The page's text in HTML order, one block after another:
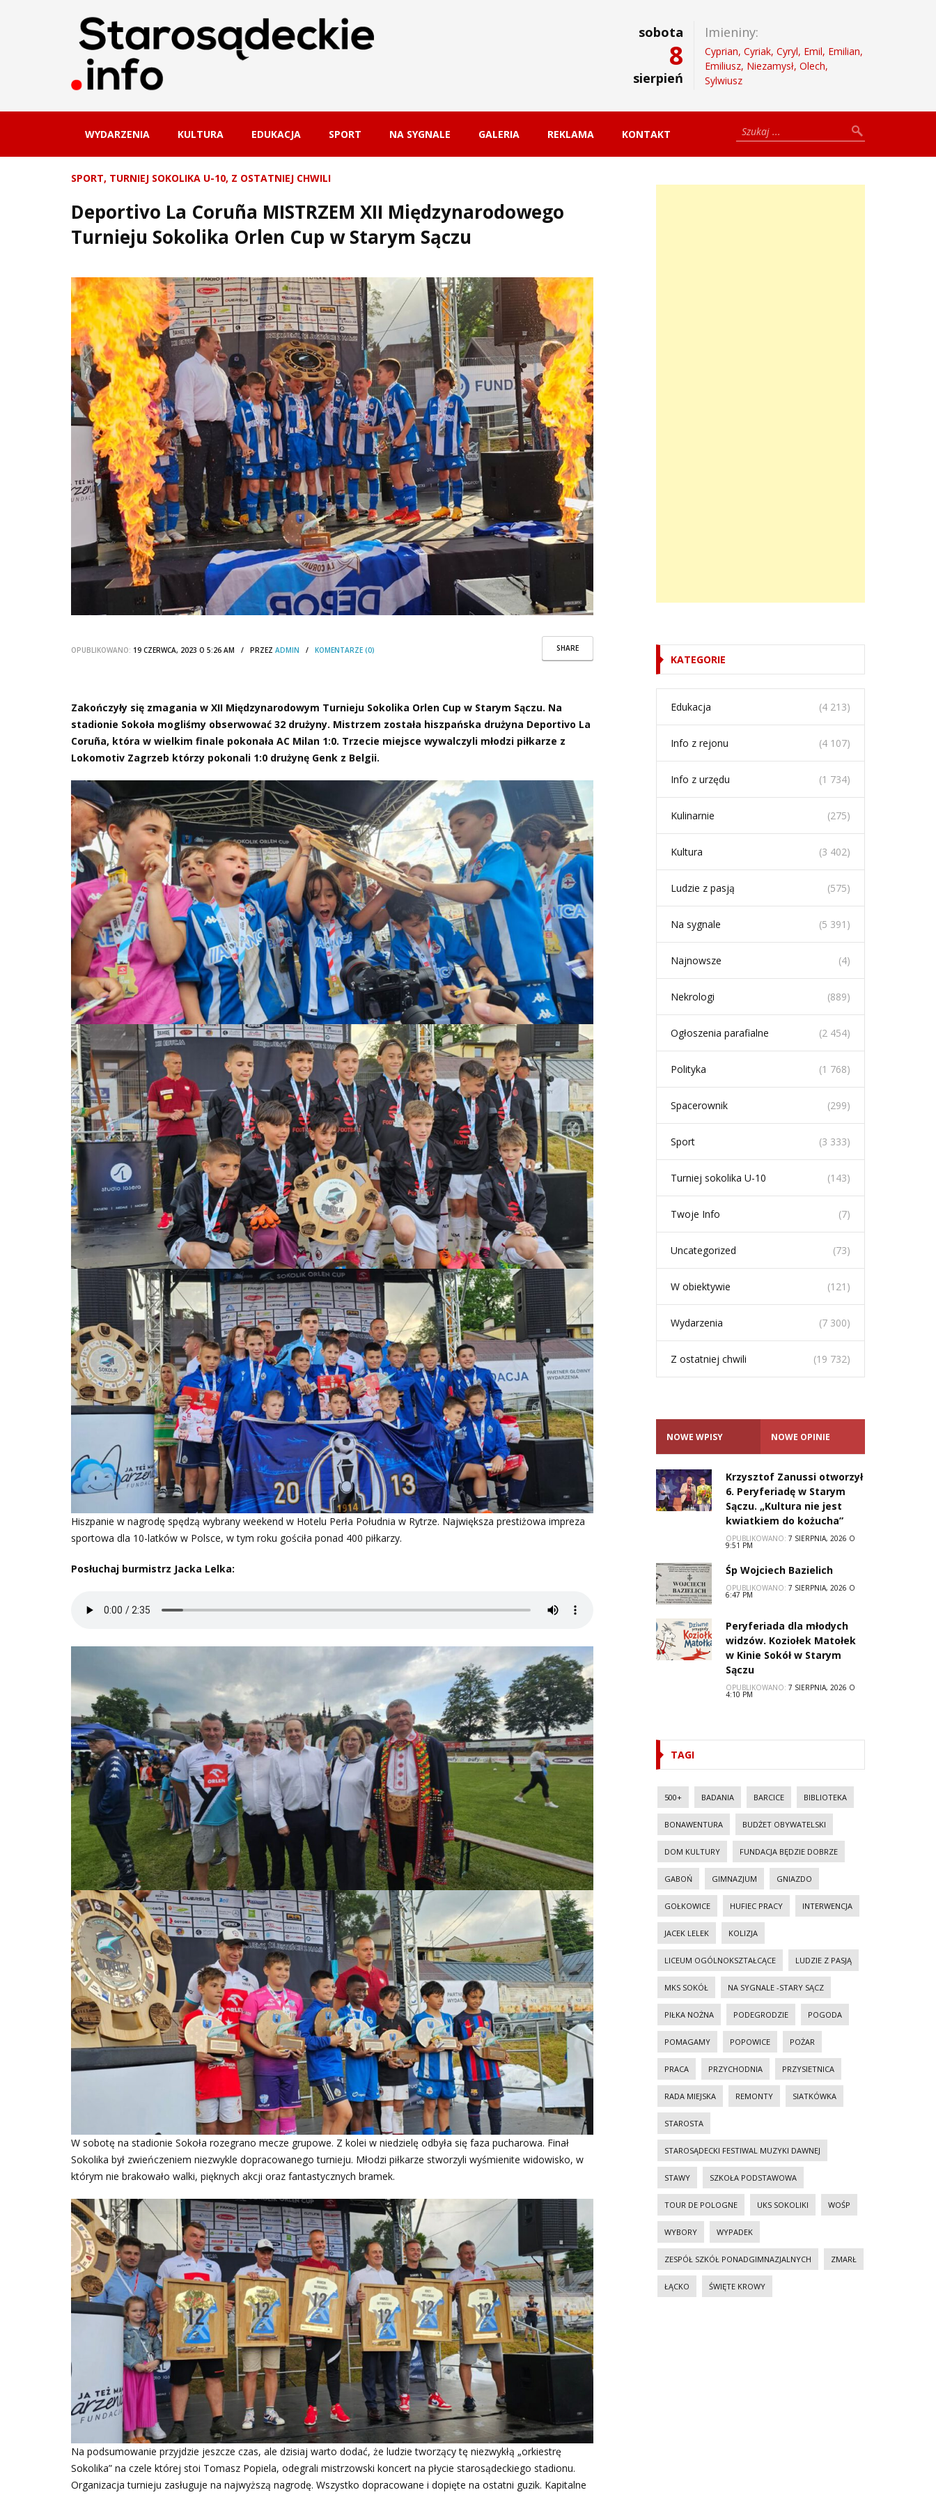
sobota
8
sierpień
Imieniny:
Cyprian, Cyriak, Cyryl, Emil, Emilian,
Emiliusz, Niezamysł, Olech,
Sylwiusz
WYDARZENIA KULTURA EDUKACJA SPORT NA SYGNALE GALERIA REKLAMA KONTAKT
SPORT, TURNIEJ SOKOLIKA U-10, Z OSTATNIEJ CHWILI
Deportivo La Coruña MISTRZEM XII Międzynarodowego
Turnieju Sokolika Orlen Cup w Starym Sączu
SHARE
OPUBLIKOWANO: 19 CZERWCA, 2023 O 5:26 AM / PRZEZ ADMIN / KOMENTARZE (0)
Zakończyły się zmagania w XII Międzynarodowym Turnieju Sokolika Orlen Cup w Starym Sączu. Na
stadionie Sokoła mogliśmy obserwować 32 drużyny. Mistrzem została hiszpańska drużyna Deportivo La
Coruña, która w wielkim finale pokonała AC Milan 1:0. Trzecie miejsce wywalczyli młodzi piłkarze z
Lokomotiv Zagrzeb którzy pokonali 1:0 drużynę Genk z Belgii.
Hiszpanie w nagrodę spędzą wybrany weekend w Hotelu Perła Południa w Rytrze. Największa prestiżowa impreza
sportowa dla 10-latków w Polsce, w tym roku gościła ponad 400 piłkarzy.
Posłuchaj burmistrz Jacka Lelka:
W sobotę na stadionie Sokoła rozegrano mecze grupowe. Z kolei w niedzielę odbyła się faza pucharowa. Finał
Sokolika był zwieńczeniem niezwykle dopracowanego turnieju. Młodzi piłkarze stworzyli wyśmienite widowisko, w
którym nie brakowało walki, pięknych akcji oraz fantastycznych bramek.
Na podsumowanie przyjdzie jeszcze czas, ale dzisiaj warto dodać, że ludzie tworzący tę niezwykłą „orkiestrę
Sokolika” na czele której stoi Tomasz Popiela, odegrali mistrzowski koncert na płycie starosądeckiego stadionu.
Organizacja turnieju zasługuje na najwyższą nagrodę. Wszystko dopracowane i dopięte na ostatni guzik. Kapitalne
KATEGORIE
Edukacja (4 213)
Info z rejonu (4 107)
Info z urzędu (1 734)
Kulinarnie (275)
Kultura (3 402)
Ludzie z pasją (575)
Na sygnale (5 391)
Najnowsze (4)
Nekrologi (889)
Ogłoszenia parafialne (2 454)
Polityka (1 768)
Spacerownik (299)
Sport (3 333)
Turniej sokolika U-10 (143)
Twoje Info (7)
Uncategorized (73)
W obiektywie (121)
Wydarzenia (7 300)
Z ostatniej chwili (19 732)
NOWE WPISY NOWE OPINIE
Krzysztof Zanussi otworzył
6. Peryferiadę w Starym
Sączu. „Kultura nie jest
kwiatkiem do kożucha”
OPUBLIKOWANO: 7 SIERPNIA, 2026 O
9:51 PM
Śp Wojciech Bazielich
OPUBLIKOWANO: 7 SIERPNIA, 2026 O
6:47 PM
Peryferiada dla młodych
widzów. Koziołek Matołek
w Kinie Sokół w Starym
Sączu
OPUBLIKOWANO: 7 SIERPNIA, 2026 O
4:10 PM
TAGI
500+ BADANIA BARCICE BIBLIOTEKA
BONAWENTURA BUDŻET OBYWATELSKI
DOM KULTURY FUNDACJA BĘDZIE DOBRZE
GABOŃ GIMNAZJUM GNIAZDO
GOŁKOWICE HUFIEC PRACY INTERWENCJA
JACEK LELEK KOLIZJA
LICEUM OGÓLNOKSZTAŁCĄCE LUDZIE Z PASJĄ
MKS SOKÓŁ NA SYGNALE -STARY SĄCZ
PIŁKA NOŻNA PODEGRODZIE POGODA
POMAGAMY POPOWICE POŻAR
PRACA PRZYCHODNIA PRZYSIETNICA
RADA MIEJSKA REMONTY SIATKÓWKA
STAROSTA
STAROSĄDECKI FESTIWAL MUZYKI DAWNEJ
STAWY SZKOŁA PODSTAWOWA
TOUR DE POLOGNE UKS SOKOLIKI WOŚP
WYBORY WYPADEK
ZESPÓŁ SZKÓŁ PONADGIMNAZJALNYCH ZMARŁ
ŁĄCKO ŚWIĘTE KROWY